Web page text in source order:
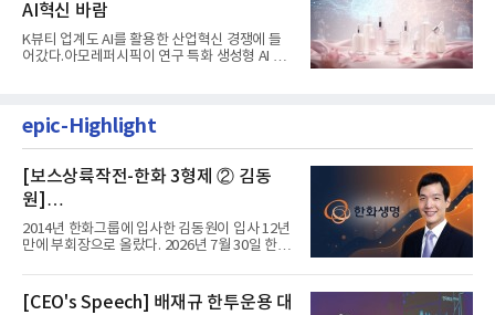
AI혁신 바람
K뷰티 업계도 AI를 활용한 산업혁신 경쟁에 들
어갔다.아모레퍼시픽이 연구 특화 생성형 AI 플
epic-Highlight
[보스상륙작전-한화 3형제 ② 김동
원]
입사 12년 만에 금융계열 수장 등극
2014년 한화그룹에 입사한 김동원이 입사 12년
만에 부회장으로 올랐다. 2026년 7월 30일 한화
[CEO's Speech] 배재규 한투운용 대